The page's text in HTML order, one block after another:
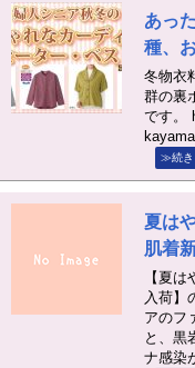
あっ
種、
冬物衣
群の裏
です。
≫続き
夏は
肌着
【夏
入荷】
アのフ
と、黒
ナ感染